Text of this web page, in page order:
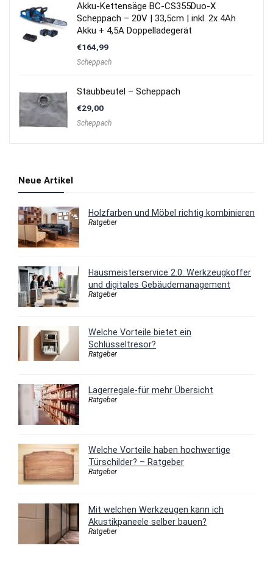
Akku-Kettensäge BC-CS355Duo-X
Scheppach – 20V | 33,5cm | inkl. 2x 4Ah
Akku + 4,5A Doppelladegerät
€164,99
Scheppach
Staubbeutel – Scheppach
€29,00
Scheppach
Neue Artikel
Holzfarben und Möbel richtig kombinieren
Ratgeber
Hausmeisterservice 2.0: Werkzeugkoffer
und digitales Gebäudemanagement
Ratgeber
Welche Vorteile bietet ein
Schlüsseltresor?
Ratgeber
Lagerregale-für mehr Übersicht
Ratgeber
Welche Vorteile haben hochwertige
Türschilder? – Ratgeber
Ratgeber
Mit welchen Werkzeugen kann ich
Akustikpaneele selber bauen?
Ratgeber